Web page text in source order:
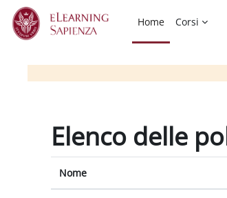
Vai al contenuto principale
Home
Corsi
Elenco delle
Nome